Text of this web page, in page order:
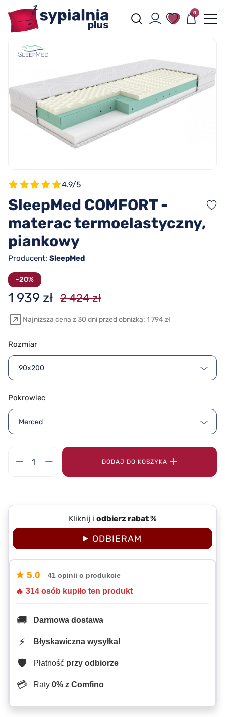
0
4.9/5
SleepMed COMFORT -
materac termoelastyczny,
piankowy
Producent: SleepMed
-20%
1 939 zł 2 424 zł
Najniższa cena z 30 dni przed obniżką: 1 794 zł
Rozmiar
90x200
Pokrowiec
Merced
DODAJ DO KOSZYKA
Kliknij i odbierz rabat %
ODBIERAM
★ 5.0 41 opinii o produkcie
🔥 314 osób kupiło ten produkt
🚚 Darmowa dostawa
⚡ Błyskawiczna wysyłka!
🛡️ Płatność przy odbiorze
💳 Raty 0% z Comfino